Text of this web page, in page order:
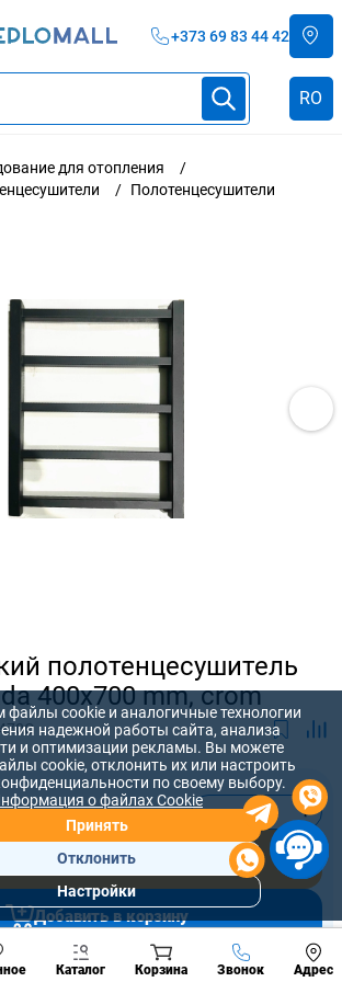
+373 69 83 44 42
RO
для отопления
Полотенцесушители
полотенцесушитель
400x700 mm, crom
- +
Купить сейчас
Добавить в корзину
Каталог Корзина Звонок Адрес
Позвонить
разделы
cookie и аналогичные технологии
надежной работы сайта, анализа
и оптимизации рекламы. Вы можете
cookie, отклонить их или настроить
по своему выбору.
о файлах Cookie
Принять
Отклонить
Настройки